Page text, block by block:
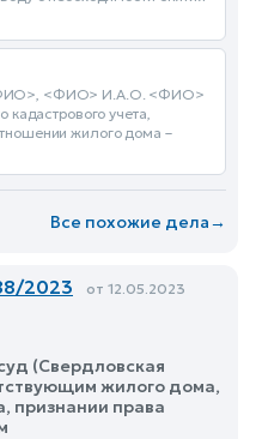
<ФИО> И.А.О. <ФИО>
кадастрового учета,
жилого дома –
Все похожие дела→
2023 от 12.05.2023
(Свердловская
жилого дома,
признании права